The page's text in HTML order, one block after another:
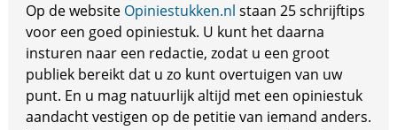
Op de website Opiniestukken.nl staan 25 schrijftips
voor een goed opiniestuk. U kunt het daarna
insturen naar een redactie, zodat u een groot
publiek bereikt dat u zo kunt overtuigen van uw
punt. En u mag natuurlijk altijd met een opiniestuk
aandacht vestigen op de petitie van iemand anders.